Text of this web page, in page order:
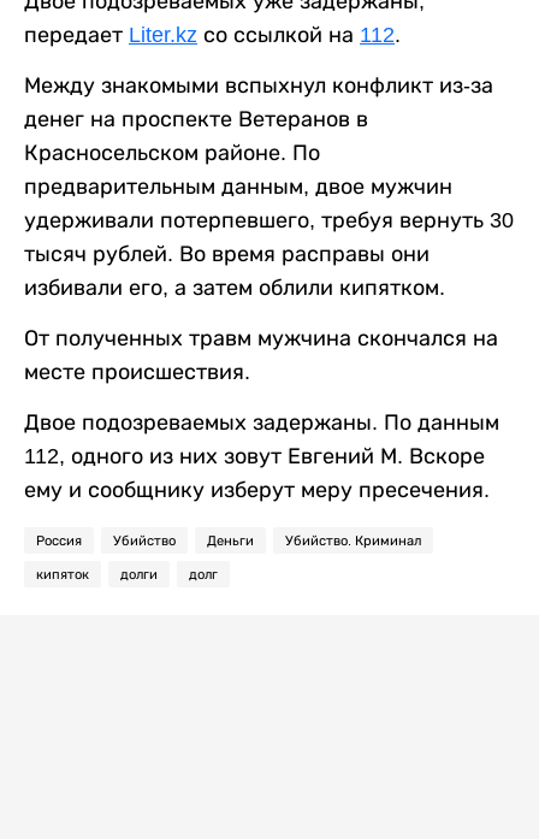
передает Liter.kz со ссылкой на 112.
Между знакомыми вспыхнул конфликт из-за
денег на проспекте Ветеранов в
Красносельском районе. По
предварительным данным, двое мужчин
удерживали потерпевшего, требуя вернуть 30
тысяч рублей. Во время расправы они
избивали его, а затем облили кипятком.
От полученных травм мужчина скончался на
месте происшествия.
Двое подозреваемых задержаны. По данным
112, одного из них зовут Евгений М. Вскоре
ему и сообщнику изберут меру пресечения.
Россия Убийство Деньги Убийство. Криминал
кипяток долги долг